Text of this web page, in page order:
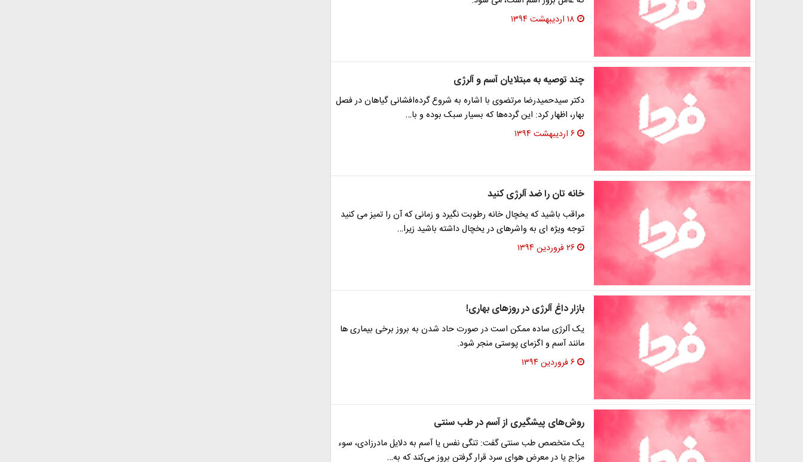
۱۸ اردیبهشت ۱۳۹۴
چند توصیه به مبتلایان آسم و آلرژی
دکتر سیدحمیدرضا مرتضوی با اشاره به شروع گرده‌افشانی گیاهان در فصل
‌بهار، اظهار کرد: این گرده‌ها که بسیار سبک بوده و با…
۶ اردیبهشت ۱۳۹۴
خانه تان را ضد آلرژی کنید
مراقب باشید که یخچال خانه رطوبت نگیرد و زمانی که آن را تمیز می کنید
توجه ویژه ای به واشرهای در یخچال داشته باشید زیرا…
۲۶ فروردین ۱۳۹۴
بازار داغ آلرژی در روزهای بهاری!
یک آلرژی ساده ممکن است در صورت حاد شدن به بروز برخی بیماری ها
مانند آسم و اگزمای پوستی منجر شود.
۶ فروردین ۱۳۹۴
روش‌های پیشگیری از آسم در طب سنتی
یک متخصص طب سنتی گفت:‌ تنگی نفس یا آسم به دلایل مادرزادی، سوء
‌مزاج یا در معرض هوای سرد قرار گرفتن بروز می‌کند که به…